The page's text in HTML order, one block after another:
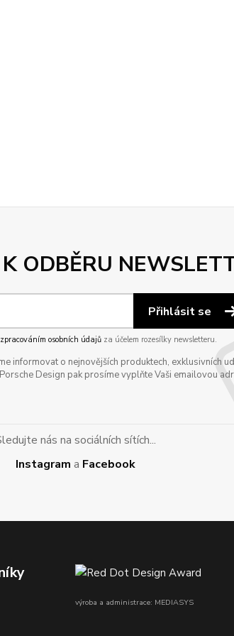
ODBĚRU
Přihlásit se
zpracováním osobních údajůza účelem rozesílky newsletteru.
informovat o nejnovějších produktech, exklusivních
Design pak prosíme vyplňte Vaši emailovou
nás na sociálních sítích...
Instagram a Facebook
výroba a administrace: MEDIASYS